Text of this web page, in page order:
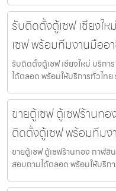
รับติดตั้งตู้เซฟ เชียงใ
เซฟ พร้อมทีมงานมืออ
รับติดตั้งตู้เซฟ เชียงใหม่ บริก
ได้ตลอด พร้อมให้บริการทั่วไท
ขายตู้เซฟ ตู้เซฟร้านท
ติดตั้งตู้เซฟ พร้อมทีมง
ขายตู้เซฟ ตู้เซฟร้านทอง กาฬ
สอบถามได้ตลอด พร้อมให้บริก